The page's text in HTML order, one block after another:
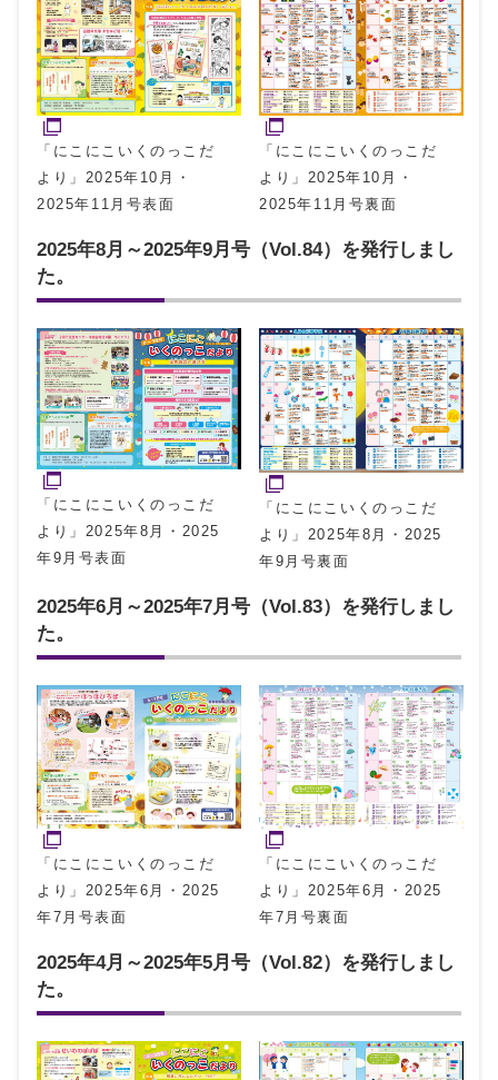
「にこにこいくのっこだ
より」2025年10月・
2025年11月号表面
「にこにこいくのっこだ
より」2025年10月・
2025年11月号裏面
2025年8月～2025年9月号（Vol.84）を発行しまし
た。
「にこにこいくのっこだ
より」2025年8月・2025
年9月号表面
「にこにこいくのっこだ
より」2025年8月・2025
年9月号裏面
2025年6月～2025年7月号（Vol.83）を発行しまし
た。
「にこにこいくのっこだ
より」2025年6月・2025
年7月号表面
「にこにこいくのっこだ
より」2025年6月・2025
年7月号裏面
2025年4月～2025年5月号（Vol.82）を発行しまし
た。